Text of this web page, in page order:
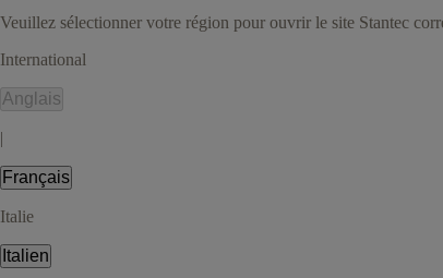
Veuillez sélectionner votre région pour ouvrir le site Stantec
International
Anglais
|
Français
Italie
Italien